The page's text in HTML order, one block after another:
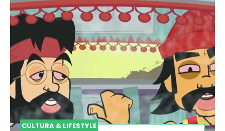
CULTURA & LIFESTYLE